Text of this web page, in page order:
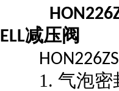
ELL减压阀
1. 气泡密